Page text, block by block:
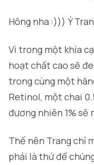
Hông nha :))) Ý
Vì trong một khía
hoạt chất cao sẽ
trong cùng một
Retinol, một chai
đương nhiên 1% sẽ
Thế nên Trang chỉ
phải là thứ để